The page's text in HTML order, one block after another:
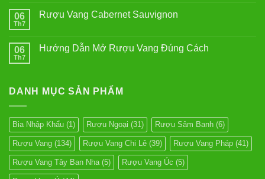
Pinot
Noir
luận
Bordeaux
Blend
06
Th7
Rượu Vang Cabernet Sauvignon
luận
Sauvignon
06
Th7
Hướng Dẫn Mở Rượu Vang Đúng Cách
Hướng
Rượu
Vang
Đúng
Cách
DANH MỤC SẢN PHẨM
Bia Nhập Khẩu (1) Rượu Ngoại (31) Rượu Sâm Banh (6)
Rượu Vang (134) Rượu Vang Chi Lê (39) Rượu Vang Pháp (41)
Rượu Vang Tây Ban Nha (5) Rượu Vang Úc (5)